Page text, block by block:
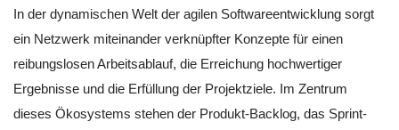
In der dynamischen Welt der agilen Softwareentwicklung sorgt
ein Netzwerk miteinander verknüpfter Konzepte für einen
reibungslosen Arbeitsablauf, die Erreichung hochwertiger
Ergebnisse und die Erfüllung der Projektziele. Im Zentrum
dieses Ökosystems stehen der Produkt-Backlog, das Sprint-